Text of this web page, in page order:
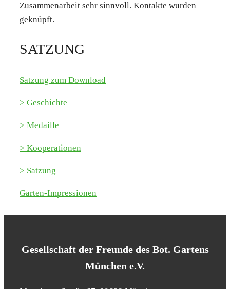
Zusam­men­ar­beit sehr sinn­voll. Kon­tak­te wur­den
geknüpft.
SAT­ZUNG
Sat­zung zum Down­load
> Geschich­te
> Medail­le
> Koope­ra­tio­nen
> Sat­zung
Gar­ten-Impres­sio­nen
Gesell­schaft der Freun­de des Bot. Gar­tens
Mün­chen e.V.